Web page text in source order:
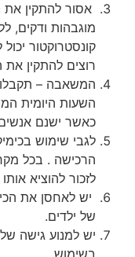
אסור להתקין את
מוגבהות ודקים,
קונסטרוקטור יכול
רוצים להתקין את
המשאבה – תקבלו
השעות היומית
כאשר ישנם
לגבי שימוש
הרכישה . בכל
לזכור להוציא אותו
יש לאחסן את
של ילדים.
יש למנוע גישה של